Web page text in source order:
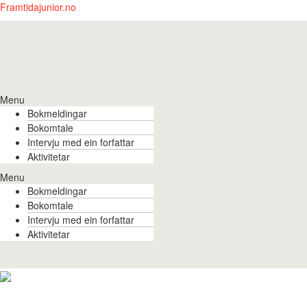
Framtidajunior.no
Menu
Bokmeldingar
Bokomtale
Intervju med ein forfattar
Aktivitetar
Menu
Bokmeldingar
Bokomtale
Intervju med ein forfattar
Aktivitetar